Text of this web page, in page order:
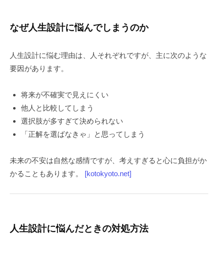
なぜ人生設計に悩んでしまうのか
人生設計に悩む理由は、人それぞれですが、主に次のような
要因があります。
将来が不確実で見えにくい
他人と比較してしまう
選択肢が多すぎて決められない
「正解を選ばなきゃ」と思ってしまう
未来の不安は自然な感情ですが、考えすぎると心に負担がか
かることもあります。 [kotokyoto.net]
人生設計に悩んだときの対処方法